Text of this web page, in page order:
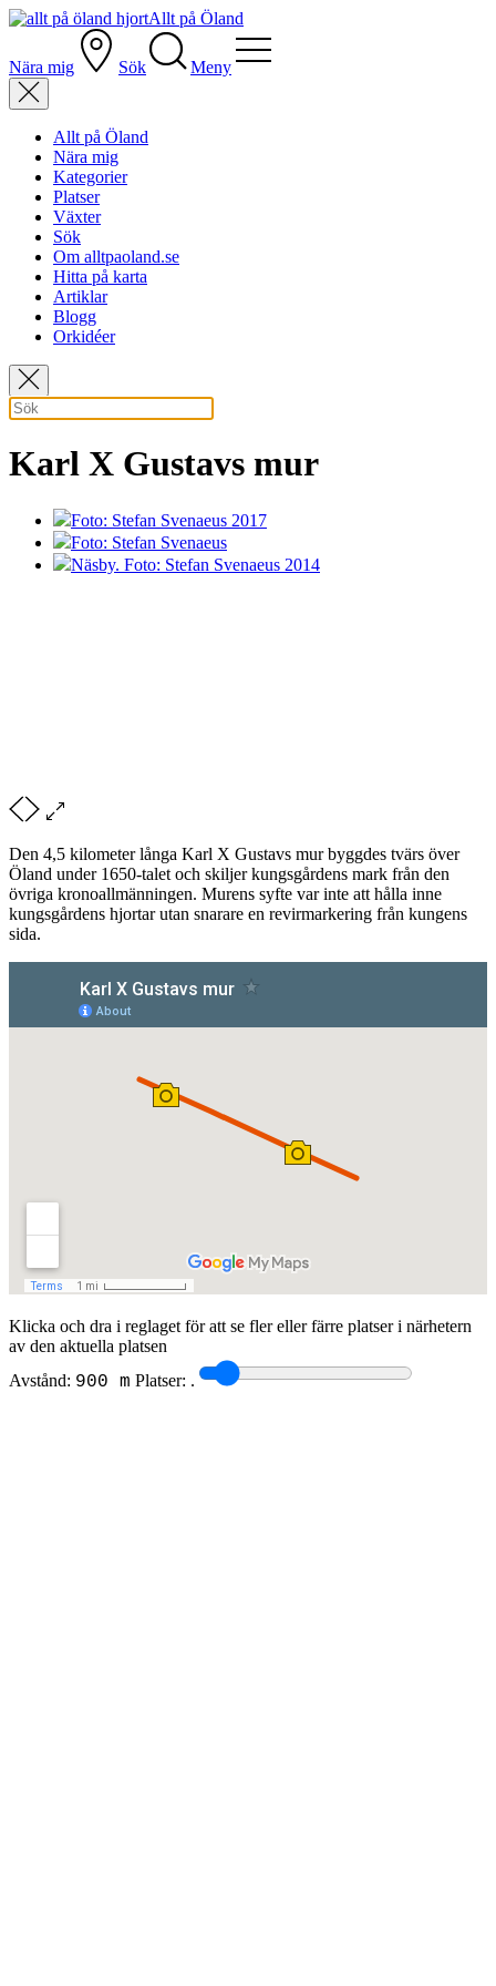
Allt på Öland
Nära mig Sök Meny
Allt på Öland
Nära mig
Kategorier
Platser
Växter
Sök
Om alltpaoland.se
Hitta på karta
Artiklar
Blogg
Orkidéer
Karl X Gustavs mur
Foto: Stefan Svenaeus 2017
Foto: Stefan Svenaeus
Näsby. Foto: Stefan Svenaeus 2014
Den 4,5 kilometer långa Karl X Gustavs mur byggdes tvärs över
Öland under 1650-talet och skiljer kungsgårdens mark från den
övriga kronoallmänningen. Murens syfte var inte att hålla inne
kungsgårdens hjortar utan snarare en revirmarkering från kungens
sida.
Klicka och dra i reglaget för att se fler eller färre platser i närhetern
av den aktuella platsen
Avstånd: 900 m Platser: .